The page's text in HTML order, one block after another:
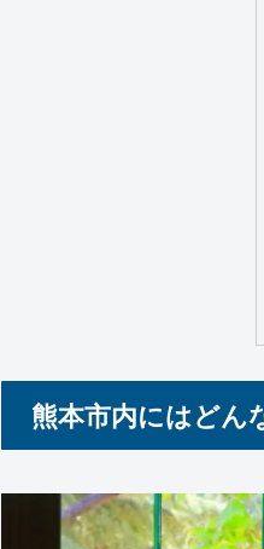
熊本市内にはどん